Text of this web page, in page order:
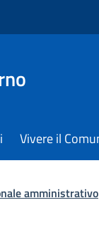
Vivere il
amministrativo